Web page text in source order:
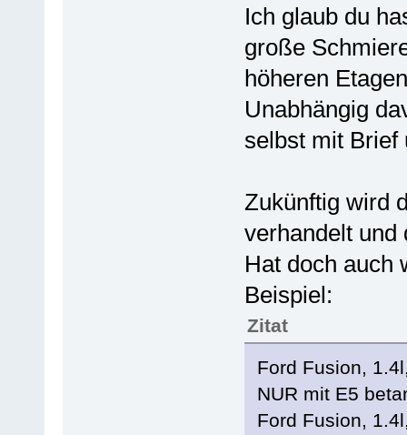
Ich glaub du
große
höheren
Unabhängig
selbst mit Brief
Zukünftig wird
verhandelt und
Hat doch auch
Beispiel:
Zitat
Ford Fusion,
NUR mit E5
Ford Fusion,